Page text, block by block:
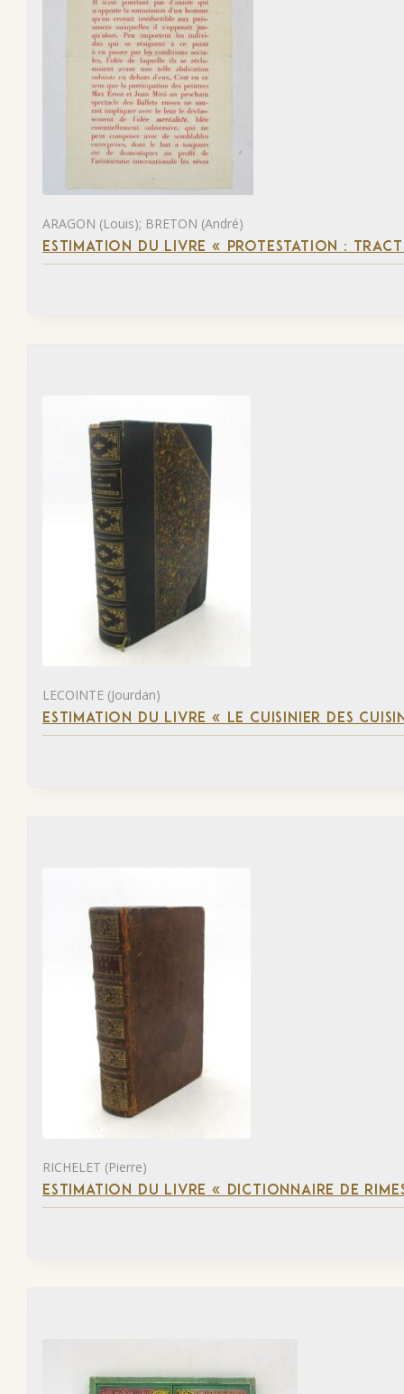
ARAGON (Louis); BRETON (André)
ESTIMATION DU LIVRE « PROTESTATION :
LECOINTE (Jourdan)
ESTIMATION DU LIVRE « LE CUISINIER DES
RICHELET (Pierre)
ESTIMATION DU LIVRE « DICTIONNAIRE DE